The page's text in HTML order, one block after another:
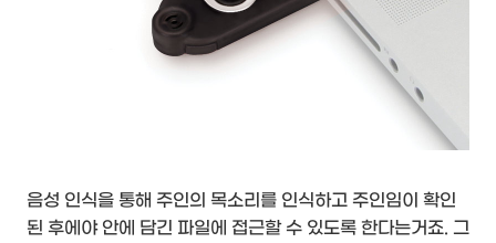
음성 인식을 통해 주인의 목소리를 인식하고 주인임이 확인
된 후에야 안에 담긴 파일에 접근할 수 있도록 한다는거죠. 그